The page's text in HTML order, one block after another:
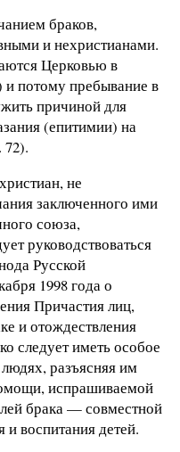
браков,
и нехристианами.
Церковью в
и потому пребывание в
причиной для
(епитимии) на
72).
не
заключенного ими
союза,
руководствоваться
Русской
1998 года о
Причастия лиц,
и отождествления
следует иметь особое
разъясняя им
испрашиваемой
брака — совместной
воспитания детей.